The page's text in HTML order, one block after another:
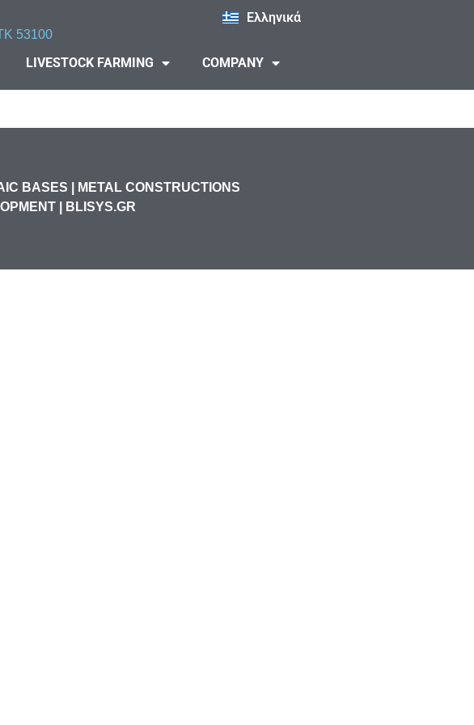
Ελληνικά
53100
LIVESTOCK FARMING COMPANY
BASES | METAL CONSTRUCTIONS
| BLISYS.GR